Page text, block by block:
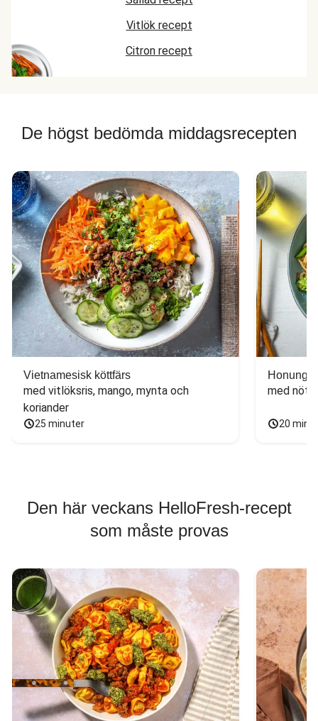
Vitlök recept
Citron recept
De högst bedömda middagsrecepten
Vietnamesisk köttfärs
med vitlöksris, mango, mynta och
koriander
25 minuter
med
20
Den här veckans HelloFresh-recept
som måste provas